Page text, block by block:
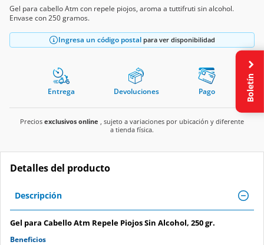
Gel para cabello Atm con repele piojos, aroma a tuttifruti sin alcohol.
Envase con 250 gramos.
Ingresa un código postal para ver disponibilidad
Entrega Devoluciones Pago
Precios exclusivos online , sujeto a variaciones por ubicación y diferente
a tienda física.
Detalles del producto
Descripción
Gel para Cabello Atm Repele Piojos Sin Alcohol, 250 gr.
Beneficios
Boletín